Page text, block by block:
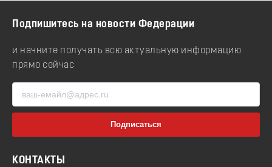
Подпишитесь на новости Федерации
и начните получать всю актуальную информацию
прямо сейчас
КОНТАКТЫ